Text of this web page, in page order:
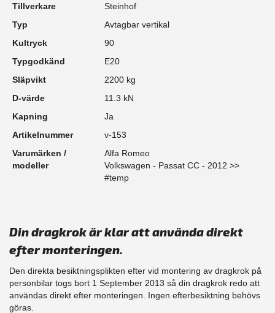
Tillverkare
Steinhof
Typ
Avtagbar vertikal
Kultryck
90
Typgodkänd
E20
Släpvikt
2200 kg
D-värde
11.3 kN
Kapning
Ja
Artikelnummer
v-153
Varumärken /
modeller
Alfa Romeo
Volkswagen - Passat CC - 2012 >>
#temp
Din dragkrok är klar att använda direkt
efter monteringen.
Den direkta besiktningsplikten efter vid montering av dragkrok på
personbilar togs bort 1 September 2013 så din dragkrok redo att
användas direkt efter monteringen. Ingen efterbesiktning behövs
göras.